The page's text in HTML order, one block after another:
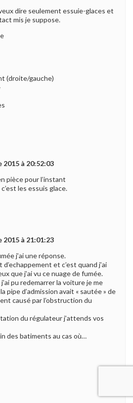
dire seulement essuie-glaces et
mis je suppose.
(droite/gauche)
2015 à 20:52:03
pièce pour l’instant
les essuis glace.
2015 à 21:01:23
j’ai une réponse.
et c’est quand j’ai
que j’ai vu ce nuage de fumée.
pu redemarrer la voiture je me
pipe d’admission avait « sautée » de
causé par l’obstruction du
du régulateur j’attends vos
des batiments au cas où…